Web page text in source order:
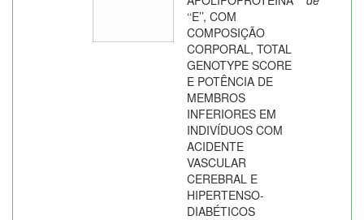
‘‘E’’, COM
COMPOSIÇÃO
CORPORAL, TOTAL
GENOTYPE SCORE
E POTÊNCIA DE
MEMBROS
INFERIORES EM
INDIVÍDUOS COM
ACIDENTE
VASCULAR
CEREBRAL E
HIPERTENSO-
DIABÉTICOS